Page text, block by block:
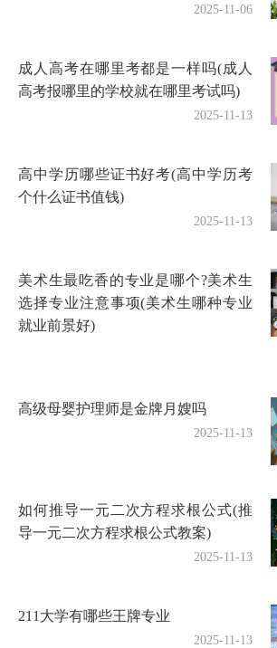
2025-11-06
成人高考在哪里考都是一样吗(成人
高考报哪里的学校就在哪里考试吗)
2025-11-13
高中学历哪些证书好考(高中学历考
个什么证书值钱)
2025-11-13
美术生最吃香的专业是哪个?美术生
选择专业注意事项(美术生哪种专业
就业前景好)
高级母婴护理师是金牌月嫂吗
2025-11-13
如何推导一元二次方程求根公式(推
导一元二次方程求根公式教案)
2025-11-13
211大学有哪些王牌专业
2025-11-13